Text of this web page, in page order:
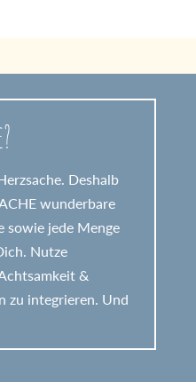
Deshalb
wunderbare
sowie jede Menge
Nutze
&
zu integrieren. Und